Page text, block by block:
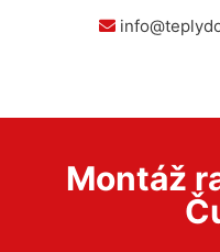
Montáž